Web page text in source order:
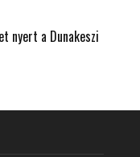
nyert a Dunakeszi